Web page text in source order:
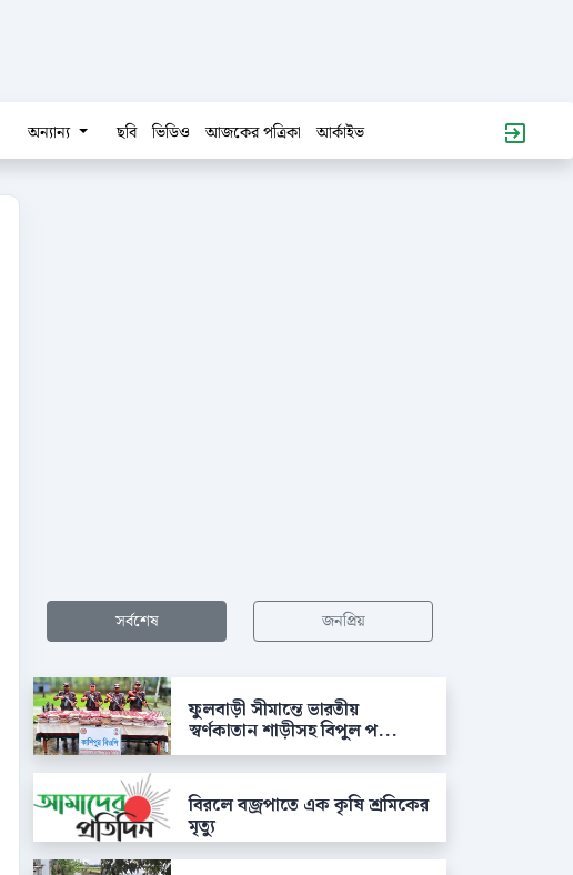
অন্যান্য ছবি ভিডিও আজকের পত্রিকা আর্কাইভ
সর্বশেষ জনপ্রিয়
ফুলবাড়ী সীমান্তে ভারতীয়
স্বর্ণকাতান শাড়ীসহ বিপুল প...
বিরলে বজ্রপাতে এক কৃষি শ্রমিকের
মৃত্যু